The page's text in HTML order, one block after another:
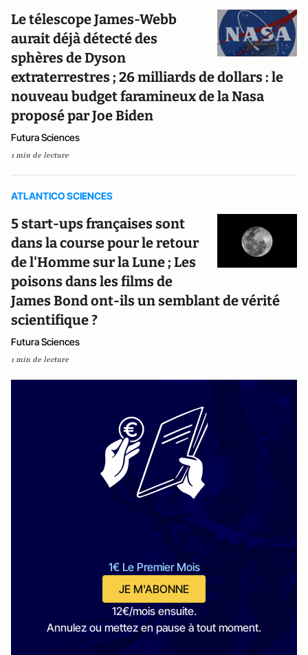
Le télescope James-Webb
aurait déjà détecté des
sphères de Dyson
extraterrestres ; 26 milliards de dollars : le
nouveau budget faramineux de la Nasa
proposé par Joe Biden
Futura Sciences
1 min de lecture
ATLANTICO SCIENCES
5 start-ups françaises sont
dans la course pour le retour
de l'Homme sur la Lune ; Les
poisons dans les films de
James Bond ont-ils un semblant de vérité
scientifique ?
Futura Sciences
1 min de lecture
1€ Le Premier Mois
JE M'ABONNE
12€/mois ensuite.
Annulez ou mettez en pause à tout moment.